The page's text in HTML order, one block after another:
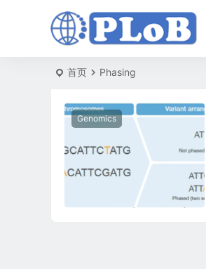
首页 Phasing
Genomics